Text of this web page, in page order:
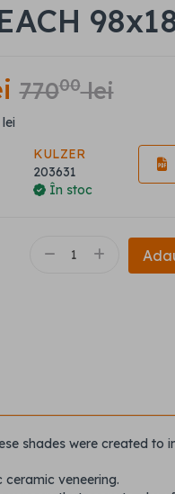
77000lei
lei
KULZER
203631
În stoc
shades were created to
veneering.